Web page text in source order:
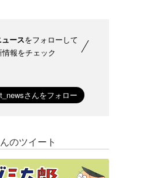
ースをフォローして
情報をチェック
のツイート